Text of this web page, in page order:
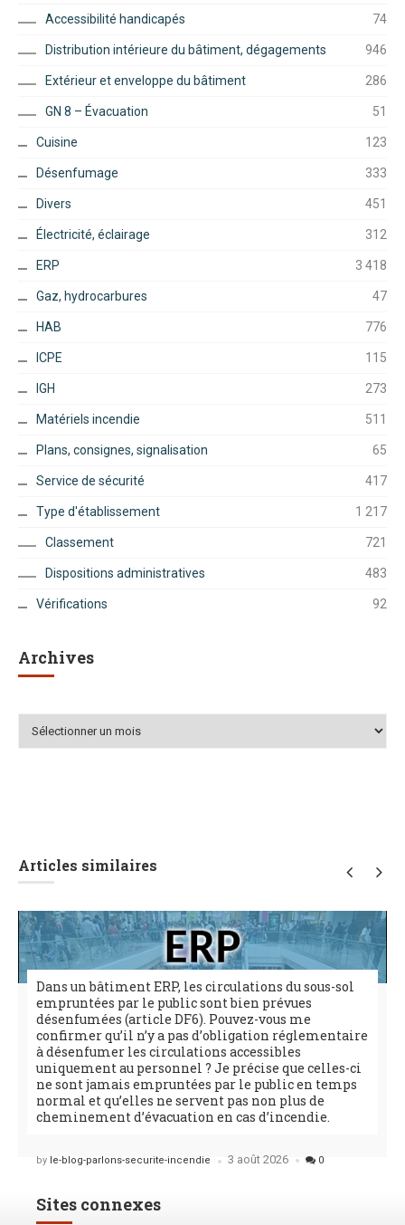
Accessibilité handicapés 74
Distribution intérieure du bâtiment, dégagements 946
Extérieur et enveloppe du bâtiment 286
GN 8 – Évacuation 51
Cuisine 123
Désenfumage 333
Divers 451
Électricité, éclairage 312
ERP 3 418
Gaz, hydrocarbures 47
HAB 776
ICPE 115
IGH 273
Matériels incendie 511
Plans, consignes, signalisation 65
Service de sécurité 417
Type d'établissement 1 217
Classement 721
Dispositions administratives 483
Vérifications 92
Archives
Archives
Articles similaires
Dans un bâtiment ERP, les circulations du sous-sol
empruntées par le public sont bien prévues
désenfumées (article DF6). Pouvez-vous me
confirmer qu’il n’y a pas d’obligation réglementaire
à désenfumer les circulations accessibles
uniquement au personnel ? Je précise que celles-ci
ne sont jamais empruntées par le public en temps
normal et qu’elles ne servent pas non plus de
cheminement d’évacuation en cas d’incendie.
Posted
by le-blog-parlons-securite-incendie 3 août 2026 0
Sites connexes